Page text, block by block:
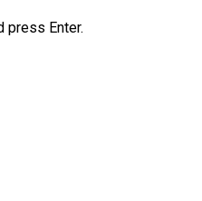
press Enter.